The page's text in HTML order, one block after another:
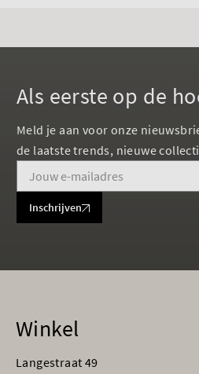
Als eerste op de
Meld je aan voor onze
de laatste trends, nieuwe
Inschrijven
Winkel
Langestraat 49